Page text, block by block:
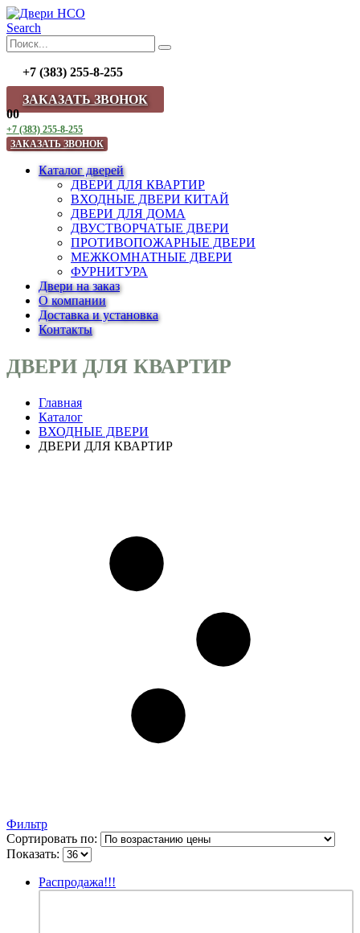
Search
+7 (383) 255-8-255
ЗАКАЗАТЬ ЗВОНОК
00
+7 (383) 255-8-255
ЗАКАЗАТЬ ЗВОНОК
Каталог дверей
ДВЕРИ ДЛЯ КВАРТИР
ВХОДНЫЕ ДВЕРИ КИТАЙ
ДВЕРИ ДЛЯ ДОМА
ДВУСТВОРЧАТЫЕ ДВЕРИ
ПРОТИВОПОЖАРНЫЕ ДВЕРИ
МЕЖКОМНАТНЫЕ ДВЕРИ
ФУРНИТУРА
Двери на заказ
О компании
Доставка и установка
Контакты
ДВЕРИ ДЛЯ КВАРТИР
Главная
Каталог
ВХОДНЫЕ ДВЕРИ
ДВЕРИ ДЛЯ КВАРТИР
Фильтр
Сортировать по:
Показать:
Распродажа!!!